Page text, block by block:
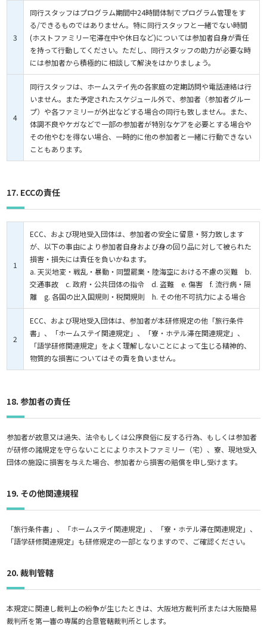
3
同行スタッフはプログラム期間中24時間体制でプログラム管理をす
る/できるものではありません。特に同行スタッフと一緒でない時間
(ホストファミリー宅滞在中や休日など)については参加者自身が責任
を持って行動してください。ただし、同行スタッフの助力が必要な時
には参加者から積極的に相談して解決をはかりましょう。
4
同行スタッフは、ホームステイ先の各家庭の定期訪問や電話連絡は行
いません。また予定されたスケジュール外で、参加者（参加者グルー
プ）や各ファミリーが外出などする場合の同行も致しません。また、
体調不良やケガなどで一部の参加者が特別なケアを必要とする場合や
その他やむを得ない場合、一時的に他の参加者と一緒に行動できない
こともあります。
17. ECCの責任
1
ECC、および現地受入団体は、参加者の安全に留意・努力致します
が、以下の事由により参加者自身および身の回り品に対して被られた
損害・損失には責任を負いかねます。
a. 天災地変・戦乱・暴動・同盟罷業・陸海空における不慮の災難 b.
交通事故 c. 政府・公共団体の指令 d. 盗難 e. 傷害 f. 流行病・隔
離 g. 各国の出入国規則・税関規則 h. その他不可抗力による場合
2
ECC、および現地受入団体は、参加者が本研修規定の他「旅行条件
書」、「ホームステイ関連規定」、「寮・ホテル滞在関連規定」、
「語学研修関連規定」をよく理解しないことによって生じる精神的、
物質的な損害についてはその責を負いません。
18. 参加者の責任
参加者が故意又は過失、法令もしくは公序良俗に反する行為、もしくは参加者
が研修の諸規定を守らないことによりホストファミリー（宅）、寮、現地受入
団体の施設に損害を与えた場合、参加者から損害の賠償を申し受けます。
19. その他関連規程
「旅行条件書」、「ホームステイ関連規定」、「寮・ホテル滞在関連規定」、
「語学研修関連規定」も研修規定の一部となりますので、ご確認ください。
20. 裁判管轄
本規定に関連し裁判上の紛争が生じたときは、大阪地方裁判所または大阪簡易
裁判所を第一審の専属的合意管轄裁判所とします。